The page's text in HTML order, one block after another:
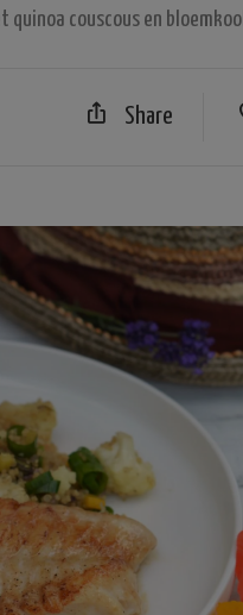
quinoa couscous en bloemkool
Share